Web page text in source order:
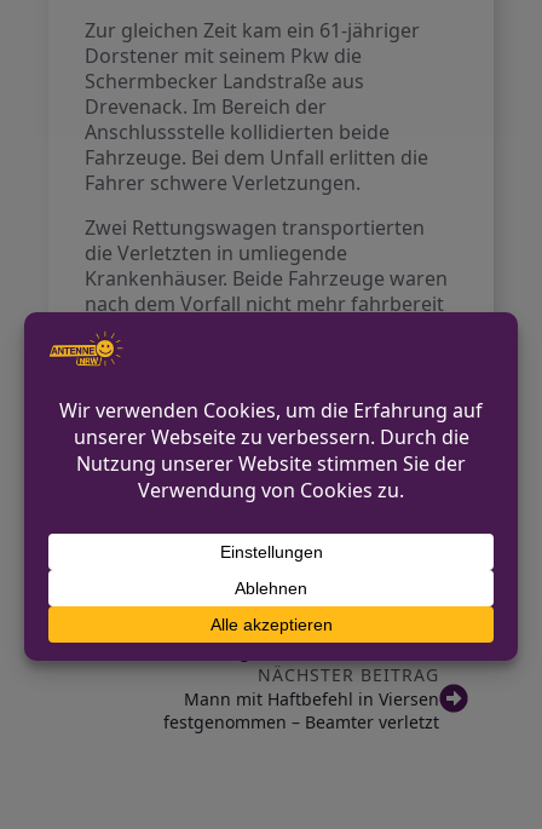
Zur gleichen Zeit kam ein 61-jähriger
Dorstener mit seinem Pkw die
Schermbecker Landstraße aus
Drevenack. Im Bereich der
Anschlussstelle kollidierten beide
Fahrzeuge. Bei dem Unfall erlitten die
Fahrer schwere Verletzungen.
Zwei Rettungswagen transportierten
die Verletzten in umliegende
Krankenhäuser. Beide Fahrzeuge waren
nach dem Vorfall nicht mehr fahrbereit
und mussten abgeschleppt werden.
Während der medizinischen
war die Schermbecker Landstraße in
Fahrtrichtung Wesel gesperrt. Das
Verkehrskommissariat hat die
Ermittlungen zum genauen Ablauf des
Unfalls aufgenommen.
VORHERIGER BEITRAG
Einbruch in Werkstatt in Velen-Ramsdorf –
Polizei sucht Zeugen
NÄCHSTER BEITRAG
Mann mit Haftbefehl in Viersen
festgenommen – Beamter verletzt